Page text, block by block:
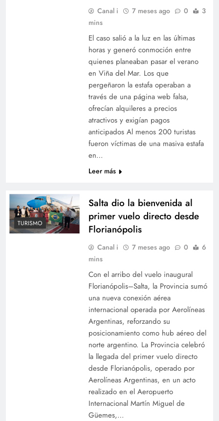
Canal i 7 meses ago 0
3
mins
El caso salió a la luz en las últimas
horas y generó conmoción entre
quienes planeaban pasar el verano
en Viña del Mar. Los que
pergeñaron la estafa operaban a
través de una página web falsa,
ofrecían alquileres a precios
atractivos y exigían pagos
anticipados Al menos 200 turistas
fueron víctimas de una masiva estafa
en…
Leer más
TURISMO
Salta dio la bienvenida al
primer vuelo directo desde
Florianópolis
Canal i 7 meses ago 0
6
mins
Con el arribo del vuelo inaugural
Florianópolis–Salta, la Provincia sumó
una nueva conexión aérea
internacional operada por Aerolíneas
Argentinas, reforzando su
posicionamiento como hub aéreo del
norte argentino. La Provincia celebró
la llegada del primer vuelo directo
desde Florianópolis, operado por
Aerolíneas Argentinas, en un acto
realizado en el Aeropuerto
Internacional Martín Miguel de
Güemes,…